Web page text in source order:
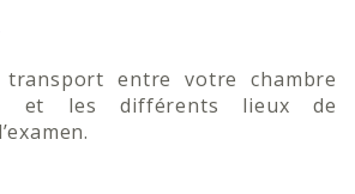
entre votre chambre
et les différents lieux de